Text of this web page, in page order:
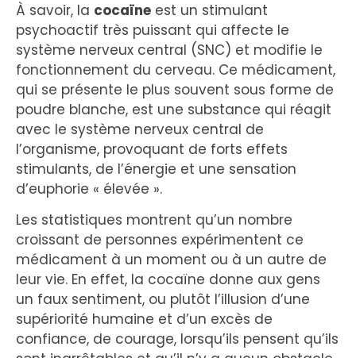
À savoir, la cocaïne est un stimulant
psychoactif très puissant qui affecte le
système nerveux central (SNC) et modifie le
fonctionnement du cerveau. Ce médicament,
qui se présente le plus souvent sous forme de
poudre blanche, est une substance qui réagit
avec le système nerveux central de
l’organisme, provoquant de forts effets
stimulants, de l’énergie et une sensation
d’euphorie « élevée ».
Les statistiques montrent qu’un nombre
croissant de personnes expérimentent ce
médicament à un moment ou à un autre de
leur vie. En effet, la cocaïne donne aux gens
un faux sentiment, ou plutôt l’illusion d’une
supériorité humaine et d’un excès de
confiance, de courage, lorsqu’ils pensent qu’ils